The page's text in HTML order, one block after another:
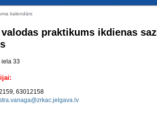
kalendārs
praktikums ikdienas
iela 33
63012158